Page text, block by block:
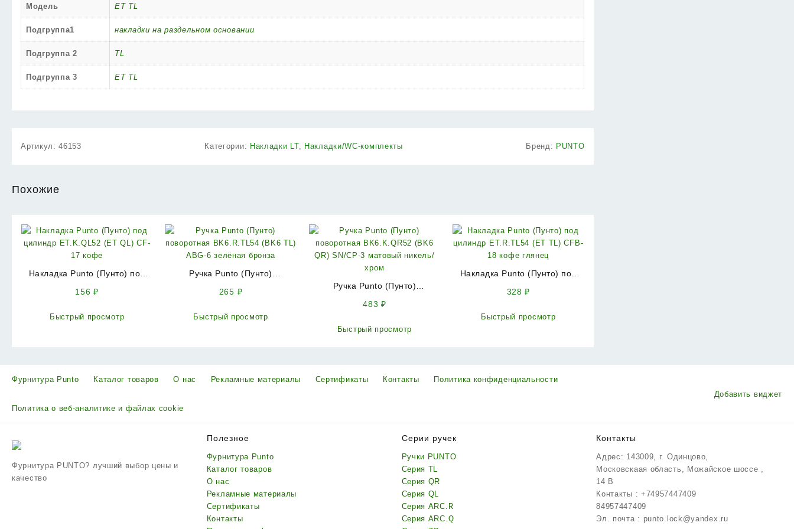
Модель ET TL
Подгруппа1 накладки на раздельном основании
Подгруппа 2 TL
Подгруппа 3 ET TL
Артикул:46153 Категории: Накладки LT, Накладки/WC-комплекты Бренд: PUNTO
Похожие
Накладка Punto (Пунто) под
156₽
Быстрый просмотр
Ручка Punto (Пунто)
265 ₽
Быстрый просмотр
Ручка Punto (Пунто)
483 ₽
Быстрый просмотр
Накладка Punto (Пунто) под
328₽
Быстрый просмотр
Фурнитура Punto Каталог товаров О нас Рекламные материалы Сертификаты Контакты Политика конфиденциальности
Политика о веб-аналитике и файлах cookie
Добавить виджет
Фурнитура PUNTO? лучший выбор цены и
качество
Полезное
Фурнитура Punto
Каталог товаров
О нас
Рекламные материалы
Сертификаты
Контакты
Серии ручек
Ручки PUNTO
Серия TL
Серия QR
Серия QL
Серия ARC.R
Серия ARC.Q
Контакты
Адрес: 143009, г. Одинцово,
Московскаая область, Можайское шоссе ,
14 В
Контакты : +74957447409
84957447409
Эл. почта : punto.lock@yandex.ru